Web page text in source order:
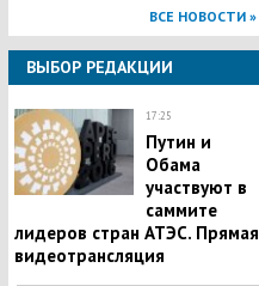
ВСЕ НОВОСТИ »
ВЫБОР РЕДАКЦИИ
17:25
Путин и
Обама
участвуют в
саммите
лидеров стран АТЭС. Прямая
видеотрансляция